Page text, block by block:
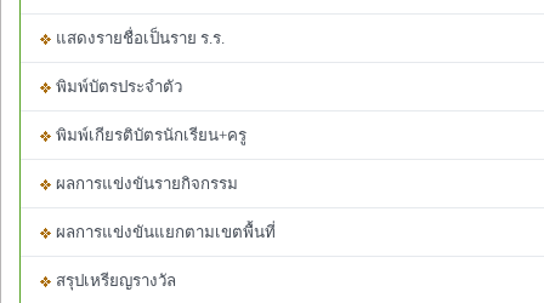
แสดงรายชื่อเป็นราย ร.ร.
พิมพ์บัตรประจำตัว
พิมพ์เกียรติบัตรนักเรียน+ครู
ผลการแข่งขันรายกิจกรรม
ผลการแข่งขันแยกตามเขตพื้นที่
สรุปเหรียญรางวัล